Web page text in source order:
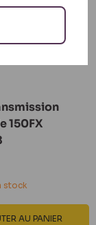
150FX
stock
AU PANIER